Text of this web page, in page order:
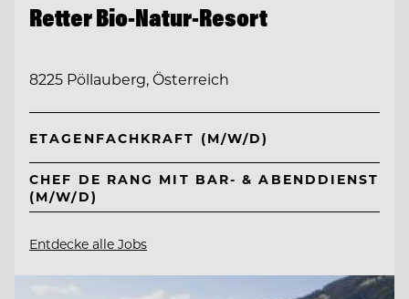
Retter Bio-Natur-Resort
8225 Pöllauberg, Österreich
ETAGENFACHKRAFT (M/W/D)
CHEF DE RANG MIT BAR- & ABENDDIENST
(M/W/D)
Entdecke alle Jobs